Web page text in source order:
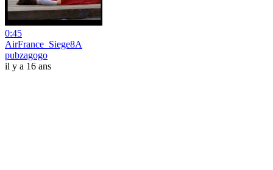
0:45
AirFrance_Siege8A
pubzagogo
il y a 16 ans